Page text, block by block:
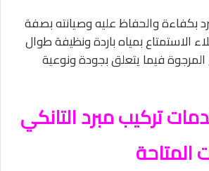
بكفاءة والحفاظ عليه وصيانته بصفة
الاستمتاع بمياه باردة ونظيفة طوال
المرجوة فيما يتعلق بجودة ونوعية
تركيب مبرد التانكي
المتاحة